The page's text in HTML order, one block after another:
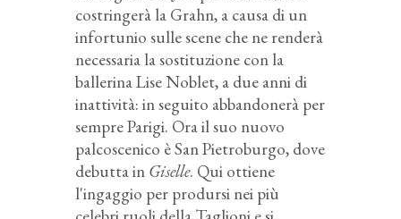
costringerà la Grahn, a causa di un
infortunio sulle scene che ne renderà
necessaria la sostituzione con la
ballerina Lise Noblet, a due anni di
inattività: in seguito abbandonerà per
sempre Parigi. Ora il suo nuovo
palcoscenico è San Pietroburgo, dove
debutta in Giselle. Qui ottiene
l'ingaggio per prodursi nei più